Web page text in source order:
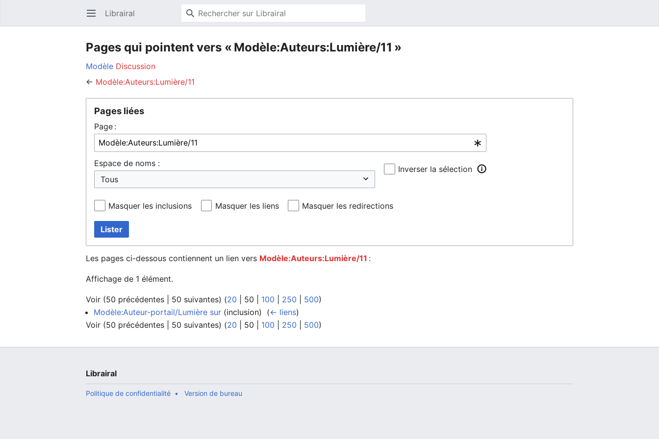
Ouvrir le menu principal Librairal
Pages qui pointent vers « Modèle:Auteurs:Lumière/11 »
Modèle Discussion
← Modèle:Auteurs:Lumière/11
Pages liées
Page :
Espace de noms :
Inverser la sélection
Masquer les inclusions Masquer les liens Masquer les redirections
Lister
Les pages ci-dessous contiennent un lien vers Modèle:Auteurs:Lumière/11 :
Affichage de 1 élément.
Voir (50 précédentes 50 suivantes) (20 50 100 250 500)
Modèle:Auteur-portail/Lumière sur (inclusion) ‎ (← liens)
Voir (50 précédentes 50 suivantes) (20 50 100 250 500)
Librairal
Politique de confidentialité Version de bureau